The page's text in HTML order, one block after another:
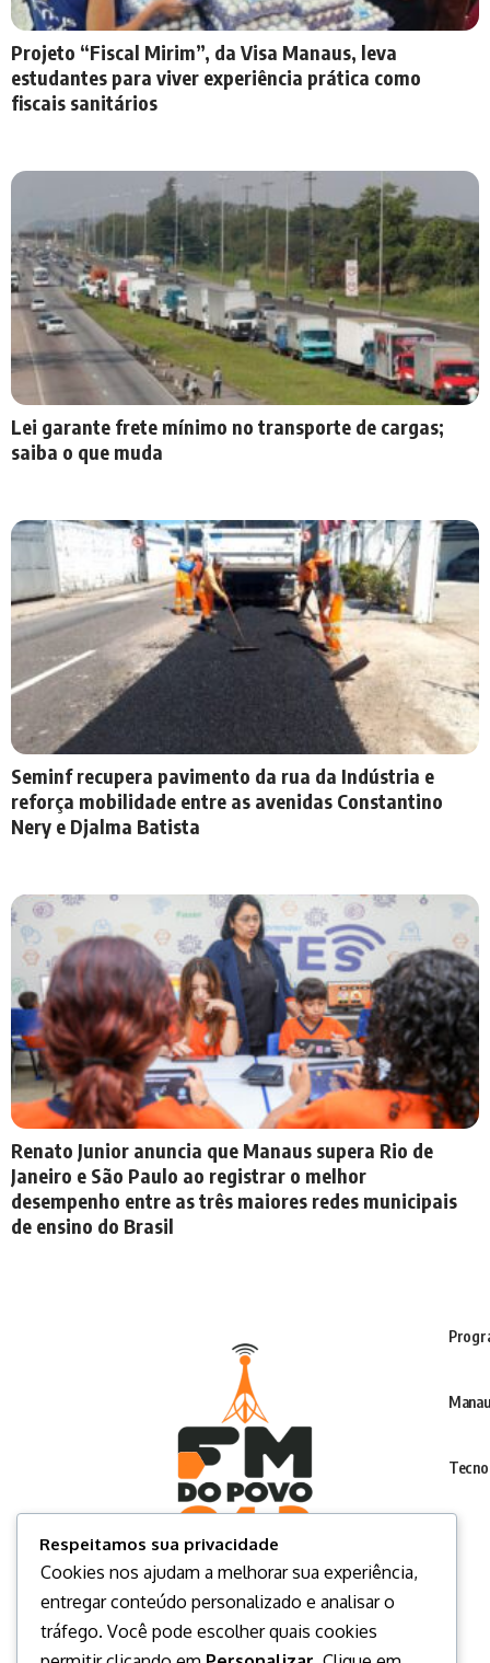
Projeto “Fiscal Mirim”, da Visa Manaus, leva
estudantes para viver experiência prática como
fiscais sanitários
Lei garante frete mínimo no transporte de cargas;
saiba o que muda
Seminf recupera pavimento da rua da Indústria e
reforça mobilidade entre as avenidas Constantino
Nery e Djalma Batista
Renato Junior anuncia que Manaus supera Rio de
Janeiro e São Paulo ao registrar o melhor
desempenho entre as três maiores redes municipais
de ensino do Brasil
Respeitamos sua privacidade
Cookies nos ajudam a melhorar sua experiência,
entregar conteúdo personalizado e analisar o
tráfego. Você pode escolher quais cookies